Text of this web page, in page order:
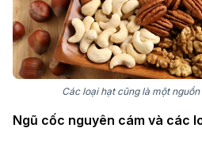
Các loại hạt cũng là một
Ngũ cốc nguyên cám và các